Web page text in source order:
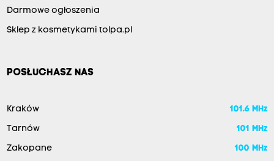
Darmowe ogłoszenia
Sklep z kosmetykami tolpa.pl
POSŁUCHASZ NAS
Kraków 101.6 MHz
Tarnów 101 MHz
Zakopane 100 MHz